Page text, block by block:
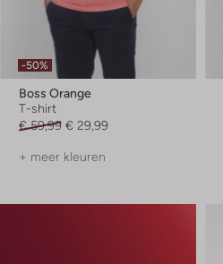
-50%
Boss Orange
T-shirt
€ 59,99 € 29,99
+ meer kleuren